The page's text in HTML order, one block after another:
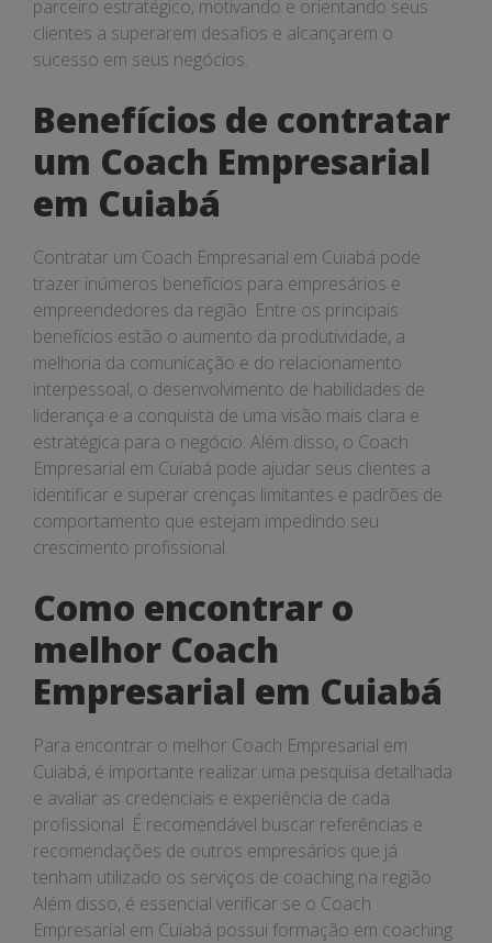
parceiro estratégico, motivando e orientando seus
clientes a superarem desafios e alcançarem o
sucesso em seus negócios.
Benefícios de contratar
um Coach Empresarial
em Cuiabá
Contratar um Coach Empresarial em Cuiabá pode
trazer inúmeros benefícios para empresários e
empreendedores da região. Entre os principais
benefícios estão o aumento da produtividade, a
melhoria da comunicação e do relacionamento
interpessoal, o desenvolvimento de habilidades de
liderança e a conquista de uma visão mais clara e
estratégica para o negócio. Além disso, o Coach
Empresarial em Cuiabá pode ajudar seus clientes a
identificar e superar crenças limitantes e padrões de
comportamento que estejam impedindo seu
crescimento profissional.
Como encontrar o
melhor Coach
Empresarial em Cuiabá
Para encontrar o melhor Coach Empresarial em
Cuiabá, é importante realizar uma pesquisa detalhada
e avaliar as credenciais e experiência de cada
profissional. É recomendável buscar referências e
recomendações de outros empresários que já
tenham utilizado os serviços de coaching na região.
Além disso, é essencial verificar se o Coach
Empresarial em Cuiabá possui formação em coaching